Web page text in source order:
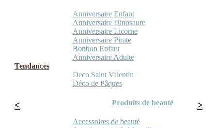
Anniversaire Enfant
Anniversaire Dinosaure
Anniversaire Licorne
Anniversaire Pirate
Bonbon Enfant
Anniversaire Adulte
Tendances
Deco Saint Valentin
Déco de Pâques
Produits de beauté
Accessoires de beauté